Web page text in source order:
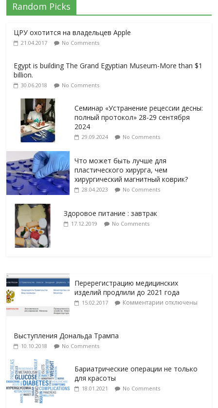
Random Picks
ЦРУ охотится на владельцев Apple
21.04.2017 No Comments
Egypt is building The Grand Egyptian Museum-More than $1
billion.
30.06.2018 No Comments
Семинар «Устранение рецессии десны:
полный протокол» 28-29 сентября
2024
29.09.2024 No Comments
Что может быть лучше для
пластического хирурга, чем
хирургический магнитный коврик?
28.04.2023 No Comments
Здоровое питание : завтрак
17.12.2019 No Comments
Перерегистрацию медицинских
изделий продлили до 2021 года
15.02.2017 Комментарии отключены
Выступления Дональда Трампа
10.10.2018 No Comments
Бариатрические операции не только
для красоты
18.01.2021 No Comments